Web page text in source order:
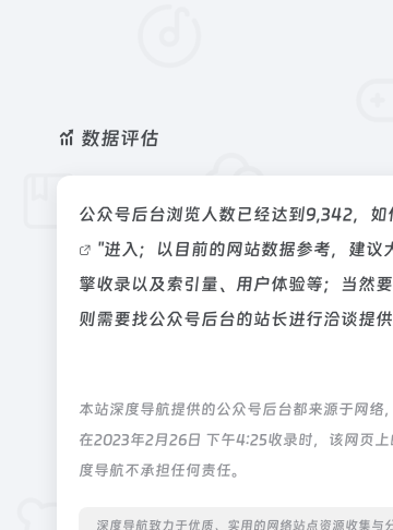
数据评估
公众号后台浏览人数已经达到9,342，
"进入；以目前的网站数据参考，建
擎收录以及索引量、用户体验等；当然
则需要找公众号后台的站长进行洽谈提
本站深度导航提供的公众号后台都来源于网络
在2023年2月26日 下午4:25收录时，该网页
度导航不承担任何责任。
深度导航致力于优质、实用的网络站点资源收集与